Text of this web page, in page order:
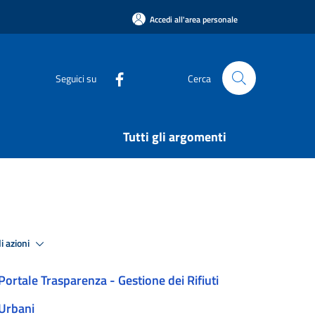
Accedi all'area personale
Seguici su Cerca
Tutti gli argomenti
azioni
Trasparenza - Gestione dei Rifiuti